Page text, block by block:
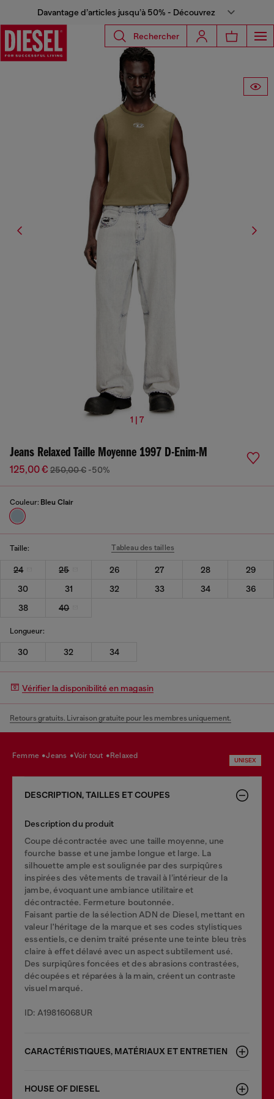
Davantage d’articles jusqu’à 50% - Découvrez
Rechercher
1 | 7
Jeans Relaxed Taille Moyenne 1997 D-Enim-M
125,00 € 250,00 € -50%
Couleur: Bleu Clair
Taille: Tableau des tailles
24 25 26 27 28
29
30
31 32 33 34
36
38
40
Longueur:
30 32 34
Vérifier la disponibilité en magasin
Retours gratuits. Livraison gratuite pour les membres uniquement.
femme jeans voir tout relaxed
UNISEX
DESCRIPTION, TAILLES ET COUPES
Description du produit
Coupe décontractée avec une taille moyenne, une
fourche basse et une jambe longue et large. La
silhouette ample est soulignée par des surpiqûres
inspirées des vêtements de travail à l’intérieur de la
jambe, évoquant une ambiance utilitaire et
décontractée. Fermeture boutonnée.
Faisant partie de la sélection ADN de Diesel, mettant en
valeur l'héritage de la marque et ses codes stylistiques
essentiels, ce denim traité présente une teinte bleu très
claire à effet délavé avec un aspect subtilement usé.
Des surpiqûres foncées et des abrasions contrastées,
découpées et réparées à la main, créent un contraste
visuel marqué.
ID: A19816068UR
CARACTÉRISTIQUES, MATÉRIAUX ET ENTRETIEN
HOUSE OF DIESEL